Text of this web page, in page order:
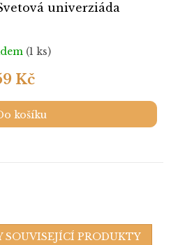
univerziáda
(1 ks)
Kč
košíku
SOUVISEJÍCÍ PRODUKTY